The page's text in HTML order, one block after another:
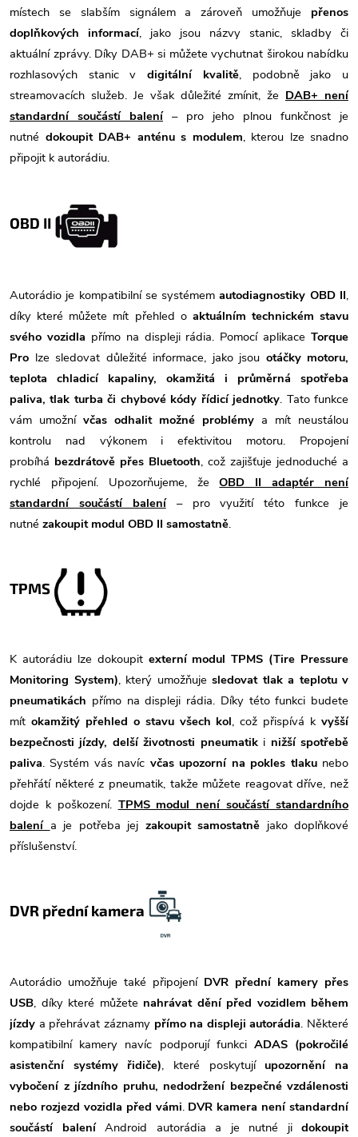
místech se slabším signálem a zároveň umožňuje
přenos
doplňkových informací, jako jsou názvy stanic, skladby či
aktuální zprávy. Díky DAB+ si můžete vychutnat širokou nabídku
rozhlasových stanic v
digitální kvalitě, podobně jako u
streamovacích služeb. Je však důležité zmínit, že DAB+ není
standardní součástí balení – pro jeho plnou funkčnost je
nutné dokoupit DAB+ anténu s modulem, kterou lze snadno
připojit k autorádiu.
OBD II
Autorádio je kompatibilní se systémem autodiagnostiky OBD II,
díky které můžete mít přehled o aktuálním technickém stavu
svého vozidla přímo na displeji rádia. Pomocí aplikace Torque
Pro lze sledovat důležité informace, jako jsou otáčky motoru,
teplota chladicí kapaliny, okamžitá i průměrná spotřeba
paliva, tlak turba či chybové kódy řídicí jednotky. Tato funkce
vám umožní včas odhalit možné problémy a mít neustálou
kontrolu nad výkonem i efektivitou motoru. Propojení
probíhá bezdrátově přes Bluetooth, což zajišťuje jednoduché a
rychlé připojení. Upozorňujeme, že
OBD II adaptér není
standardní součástí balení
– pro využití této funkce je
nutné zakoupit modul OBD II samostatně.
TPMS
K autorádiu lze dokoupit externí modul TPMS (Tire Pressure
Monitoring System), který umožňuje sledovat tlak a teplotu v
pneumatikách přímo na displeji rádia. Díky této funkci budete
mít okamžitý přehled o stavu všech kol, což přispívá k vyšší
bezpečnosti jízdy, delší životnosti pneumatik i nižší spotřebě
paliva. Systém vás navíc včas upozorní na pokles tlaku nebo
přehřátí některé z pneumatik, takže můžete reagovat dříve, než
dojde k poškození. TPMS modul není součástí standardního
balení a je potřeba jej zakoupit samostatně jako doplňkové
příslušenství.
DVR přední kamera
Autorádio umožňuje také připojení DVR přední kamery přes
USB, díky které můžete nahrávat dění před vozidlem během
jízdy a přehrávat záznamy přímo na displeji autorádia. Některé
kompatibilní kamery navíc podporují funkci ADAS (pokročilé
asistenční systémy řidiče), které poskytujíupozornění na
vybočení z jízdního pruhu, nedodržení bezpečné vzdálenosti
nebo rozjezd vozidla před vámi. DVR kamera není standardní
součástí baleníAndroid autorádia a je nutné ji dokoupit